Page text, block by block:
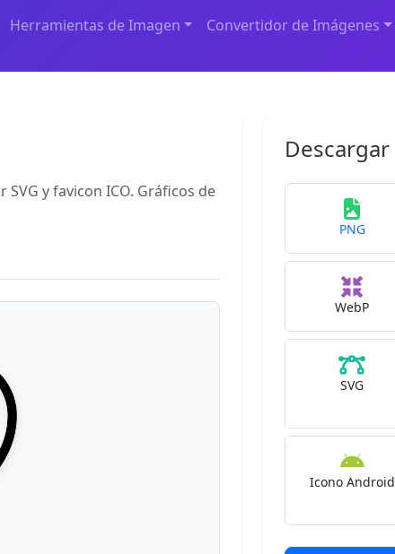
Herramientas de Imagen Convertidor de Imágenes
y favicon ICO. Gráficos de
Descargar
PNG
WebP
SVG
Icono Android